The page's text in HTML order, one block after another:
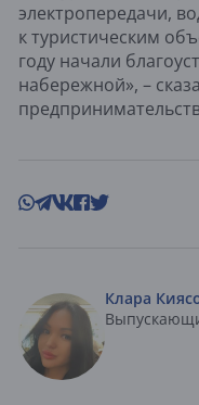
электропередачи,
к туристическим
году начали
набережной», –
Клара